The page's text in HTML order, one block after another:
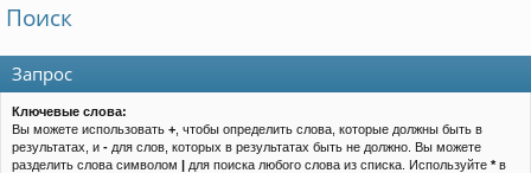
Поиск
Запрос
Ключевые слова:
Вы можете использовать + , чтобы определить слова, которые должны быть в
результатах, и - для слов, которых в результатах быть не должно. Вы можете
разделить слова символом | для поиска любого слова из списка. Используйте *в